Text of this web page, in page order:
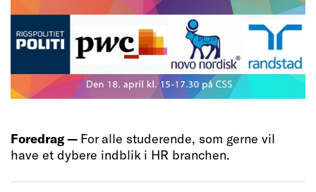
Foredrag — For alle studerende, som gerne vil
have et dybere indblik i HR branchen.